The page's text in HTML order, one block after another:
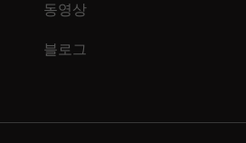
동영상
블로그